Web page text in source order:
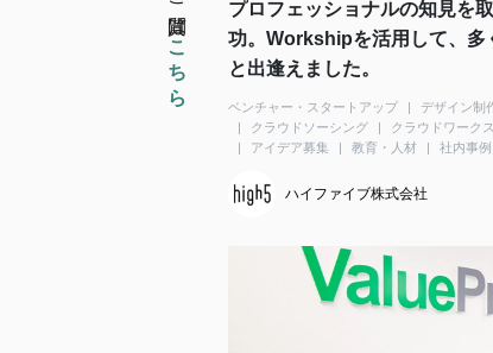
こちら
プロフェッショナルの知見を
功。Workshipを活用して、多
と出逢えました。
ベンチャー・スタートアップ デザイン制
クラウドソーシング
クラウドワーク
アイデア募集
教育・人材 社内事例
ハイファイブ株式会社